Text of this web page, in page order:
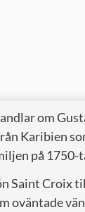
om
Karibien
på 1750-
Saint Croix
oväntade